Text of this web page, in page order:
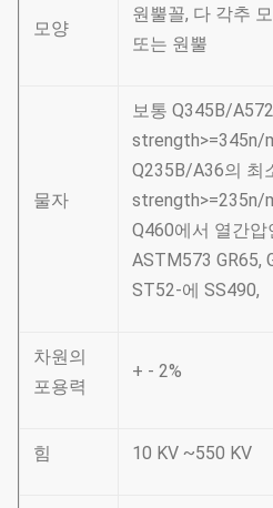
모양
원뿔꼴, 다 각추
또는 원뿔
물자
보통 Q345B/
strength>=345n/
Q235B/A36의 최
strength>=235n/
Q460에서 열간압
ASTM573 GR65,
ST52-에 SS490,
차원의
포용력
+ - 2%
힘 10 KV ~550 KV